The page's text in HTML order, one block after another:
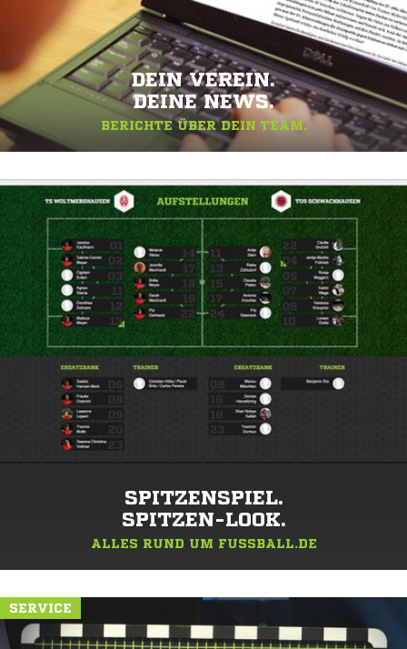
DEIN VEREIN.
DEINE NEWS.
BERICHTE ÜBER DEIN TEAM.
SPITZENSPIEL.
SPITZEN-LOOK.
ALLES RUND UM FUSSBALL.DE
SERVICE